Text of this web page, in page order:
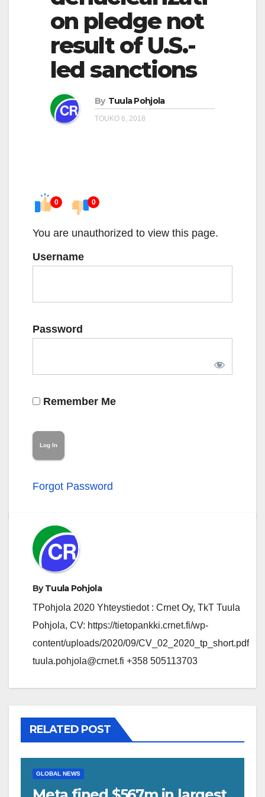
on pledge not
result of U.S.-
led sanctions
By Tuula Pohjola
TOUKO 6, 2018
0 0
You are unauthorized to view this page.
Username
Password
Remember Me
Forgot Password
ByTuula Pohjola
TPohjola 2020 Yhteystiedot : Crnet Oy, TkT Tuula
Pohjola, CV: https://tietopankki.crnet.fi/wp-
content/uploads/2020/09/CV_02_2020_tp_short.pdf
tuula.pohjola@crnet.fi +358 505113703
RELATED POST
GLOBAL NEWS